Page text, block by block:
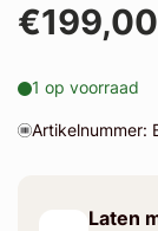
€199,00
1 op voorraad
Artikelnummer:
Laten